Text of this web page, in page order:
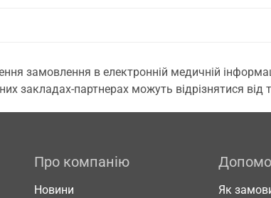
замовлення в електронній медичній
закладах-партнерах можуть відрізнятися від
Про компанію
Новини
Як